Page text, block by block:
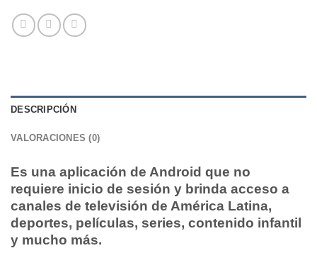
DESCRIPCIÓN
VALORACIONES (0)
Es una aplicación de Android que no
requiere inicio de sesión y brinda acceso a
canales de televisión de América Latina,
deportes, películas, series, contenido infantil
y mucho más.